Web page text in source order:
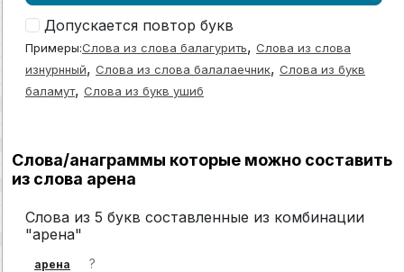
Допускается повтор букв
Примеры:Слова из слова балагурить, Слова из слова
изнурнный, Слова из слова балалаечник, Слова из букв
баламут, Слова из букв ушиб
Слова/анаграммы которые можно составить
из слова арена
Слова из 5 букв составленные из комбинации
"арена"
арена ?